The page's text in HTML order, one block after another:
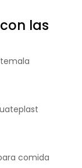
las
comida